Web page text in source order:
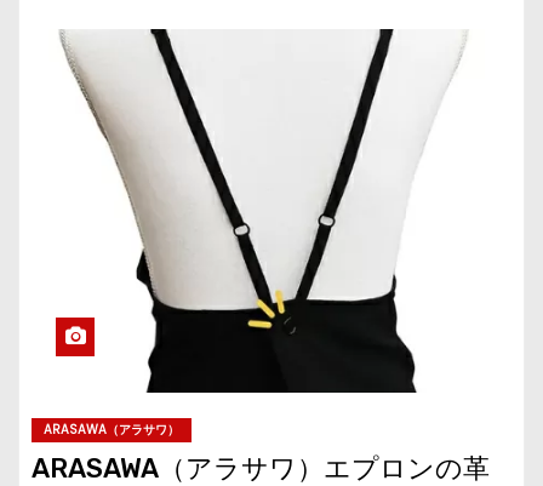
ARASAWA（アラサワ）
ARASAWA（アラサワ）エプロンの革